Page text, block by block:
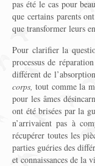
pas été le cas pour
que certains parents
que transformer leurs
Pour clarifier la
processus de
différent de
corps, tout comme la
pour les âmes
ont été brisées par la
n’arrivaient pas à
récupérer toutes les
parties guéries des
et connaissances de la